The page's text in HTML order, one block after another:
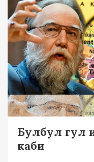
Булбул гул
каби